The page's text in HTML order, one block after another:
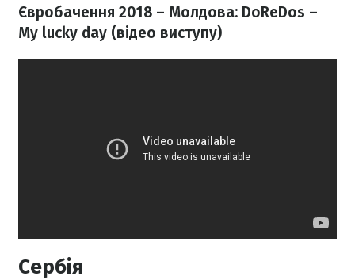
Євробачення 2018 – Молдова: DoReDos –
My lucky day ​​ (відео виступу)
Сербія